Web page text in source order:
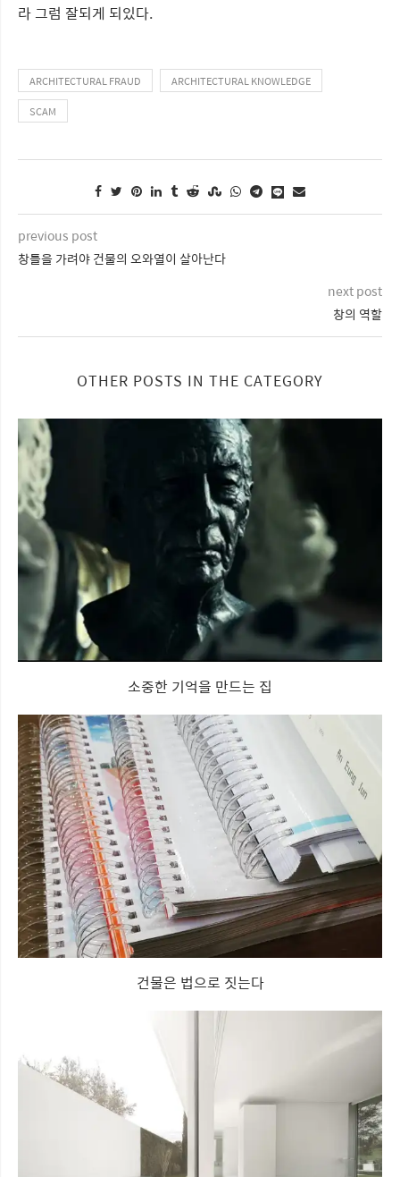
라 그럼 잘되게 되있다.
ARCHITECTURAL FRAUD
ARCHITECTURAL KNOWLEDGE
SCAM
previous post
창틀을 가려야 건물의 오와열이 살아난다
next post
창의 역할
OTHER POSTS IN THE CATEGORY
소중한 기억을 만드는 집
건물은 법으로 짓는다